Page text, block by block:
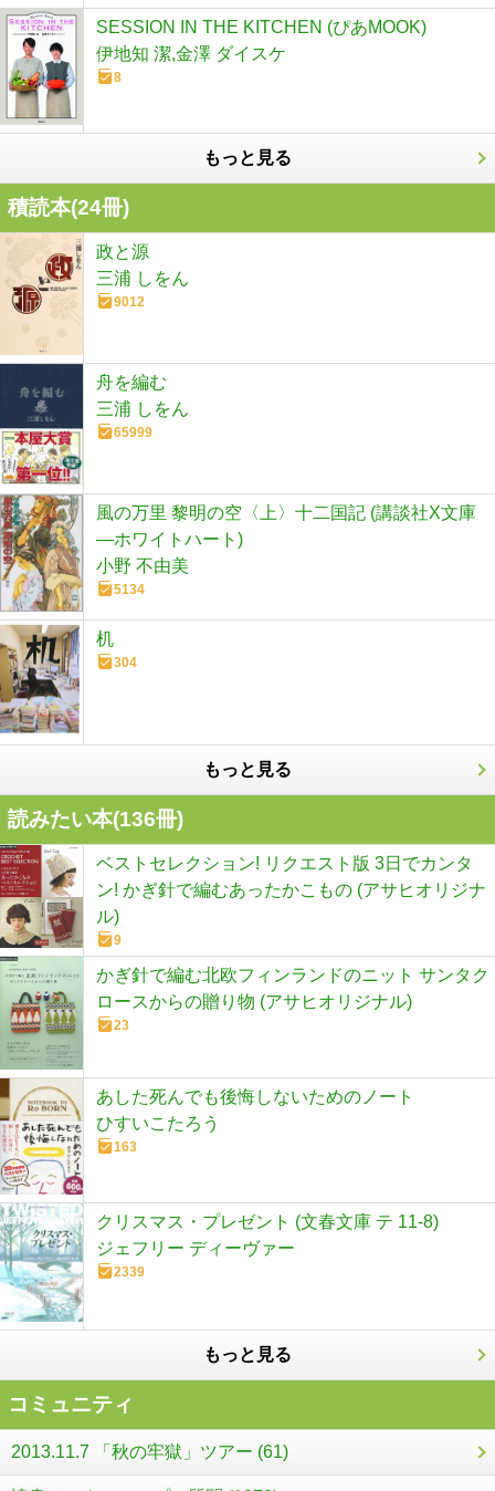
SESSION IN THE KITCHEN (ぴあMOOK)
伊地知 潔,金澤 ダイスケ
8
もっと見る
積読本(24冊)
政と源
三浦 しをん
9012
舟を編む
三浦 しをん
65999
風の万里 黎明の空〈上〉十二国記 (講談社X文庫
―ホワイトハート)
小野 不由美
5134
机
304
もっと見る
読みたい本(136冊)
ベストセレクション! リクエスト版 3日でカンタ
ン! かぎ針で編むあったかこもの (アサヒオリジナ
ル)
9
かぎ針で編む北欧フィンランドのニット サンタク
ロースからの贈り物 (アサヒオリジナル)
23
あした死んでも後悔しないためのノート
ひすいこたろう
163
クリスマス・プレゼント (文春文庫 テ 11-8)
ジェフリー ディーヴァー
2339
もっと見る
コミュニティ
2013.11.7 「秋の牢獄」ツアー (61)